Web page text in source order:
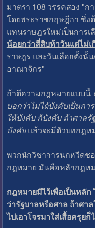
มาตรา 108 วรรคสอง "
โดยพระราชกฤษฎีกา ซึ่ง
แทนราษฎรใหม่เป็นการเ
น้อยกว่าสี่สิบห้าวันแต่ไม่
ราษฎร และวันเลือกตั้งนั้
อาณาจักร"
ถ้าตีความกฎหมายแบบนี้
บอกว่าไม่ได้บังคับเป็นก
ให้บังคับ ก็บังคับ ถ้าศาล
บังคับแล้วจะมีตัวบทกฎห
พวกนักวิชาการนกหวีดช
กฎหมาย มันคือหลักกฎห
กฎหมายมีไว้เพื่อเป็นหลัก
ว่ารัฐบาลหรือศาล ถ้าศา
ไปเอาโจรมาใส่เสื้อครุยก็